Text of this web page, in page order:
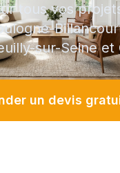
tous vos
sur-Seine et
un devis